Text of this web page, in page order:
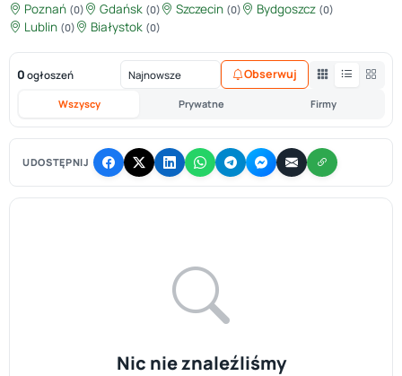
Poznań (0) Gdańsk (0) Szczecin (0) Bydgoszcz (0)
Lublin (0) Białystok (0)
0 ogłoszeń
Wszyscy Prywatne Firmy
Obserwuj
UDOSTĘPNIJ
Nic nie znaleźliśmy